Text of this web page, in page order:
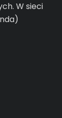
W sieci